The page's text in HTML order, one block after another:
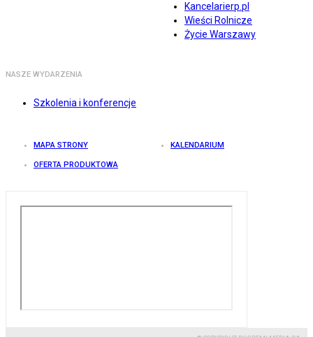
Kancelarierp.pl
Wieści Rolnicze
Życie Warszawy
NASZE WYDARZENIA
Szkolenia i konferencje
MAPA STRONY KALENDARIUM
OFERTA PRODUKTOWA